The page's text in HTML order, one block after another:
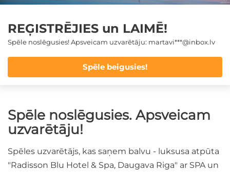
REĢISTRĒJIES un LAIMĒ!
Spēle noslēgusies! Apsveicam uzvarētāju: martavi***@inbox.lv
Spēle beigusies!
Spēle noslēgusies. Apsveicam
uzvarētāju!
Spēles uzvarētājs, kas saņem balvu - luksusa atpūta
"Radisson Blu Hotel & Spa, Daugava Riga" ar SPA un